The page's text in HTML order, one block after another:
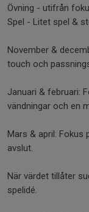
Övning - utifrån
Spel - Litet spel &
November &
touch och
Januari & februari:
vändningar och en
Mars & april: Fokus
avslut.
När värdet tillåter
spelidé.